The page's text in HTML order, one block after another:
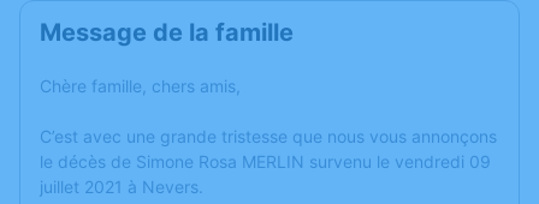
Message de la famille
Chère famille, chers amis,
C’est avec une grande tristesse que nous vous annonçons
le décès de Simone Rosa MERLIN survenu le vendredi 09
juillet 2021 à Nevers.